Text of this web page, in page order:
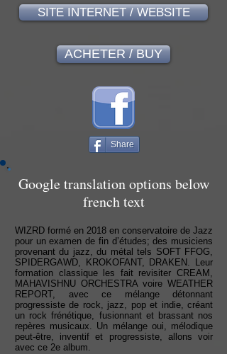
SITE INTERNET / WEBSITE
ACHETER / BUY
Share
Google translation options below
french text
WIZRD formé en 2018 en conservatoire de Jazz
pour un examen de fin d’études; des musiciens
provenant du jazz, du métal tels SOFT FFOG,
SPIDERGAWD, KROKOFANT, DRAKEN. Leur
formation classique les fait revisiter CREAM,
MAHAVISHNU ORCHESTRA voire WEATHER
REPORT, avec ce mélange détonnant
progressiste de rock, jazz, pop et indie, créant
un rock frénétique, fusionnant et brassant nos
repères musicaux. Un mélange oui, mélodique
peut-être, inventif et progressiste, allons voir
avec ce 2e album.